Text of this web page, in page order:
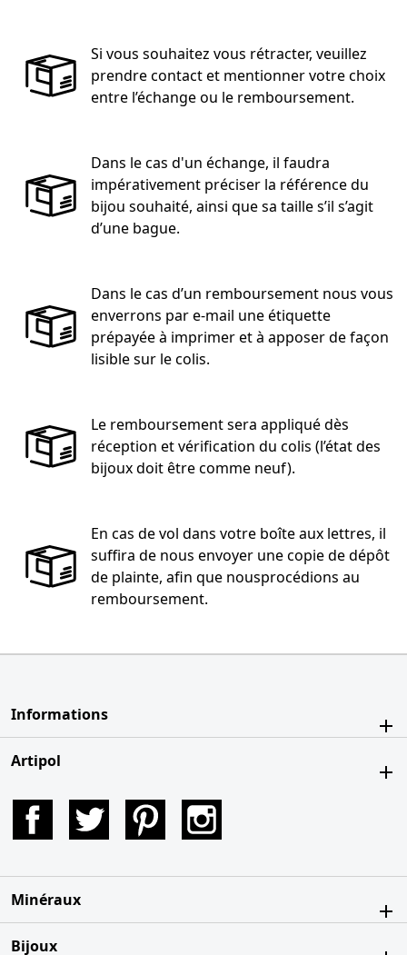
Si vous souhaitez vous rétracter, veuillez
prendre contact et mentionner votre choix
entre l’échange ou le remboursement.
Dans le cas d'un échange, il faudra
impérativement préciser la référence du
bijou souhaité, ainsi que sa taille s’il s’agit
d’une bague.
Dans le cas d’un remboursement nous vous
enverrons par e-mail une étiquette
prépayée à imprimer et à apposer de façon
lisible sur le colis.
Le remboursement sera appliqué dès
réception et vérification du colis (l’état des
bijoux doit être comme neuf).
En cas de vol dans votre boîte aux lettres, il
suffira de nous envoyer une copie de dépôt
de plainte, afin que nousprocédions au
remboursement.
Informations
Artipol
Facebook Twitter Pinterest
Minéraux
Bijoux